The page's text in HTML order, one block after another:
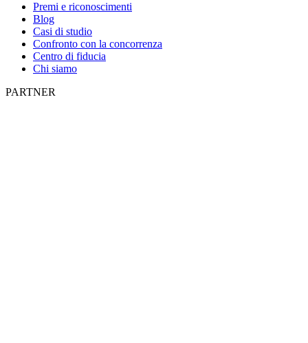
Premi e riconoscimenti
Blog
Casi di studio
Confronto con la concorrenza
Centro di fiducia
Chi siamo
PARTNER